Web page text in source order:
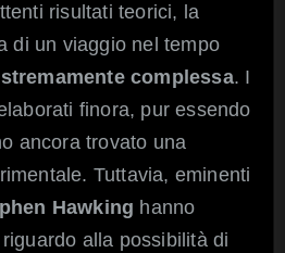
risultati teorici, la
di un viaggio nel tempo
complessa. I
finora, pur essendo
ancora trovato una
Tuttavia, eminenti
Hawking hanno
alla possibilità di